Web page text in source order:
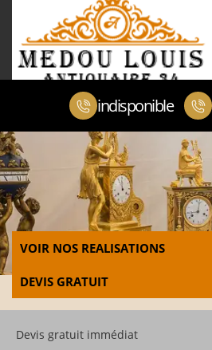
indisponible
VOIR NOS REALISATIONS
DEVIS GRATUIT
Devis gratuit immédiat